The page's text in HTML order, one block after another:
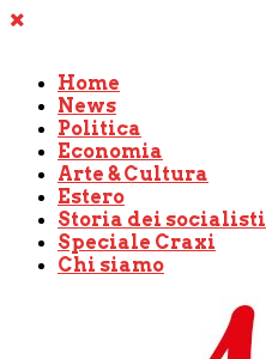
Home
News
Politica
Economia
Arte & Cultura
Estero
Storia dei socialisti
Speciale Craxi
Chi siamo